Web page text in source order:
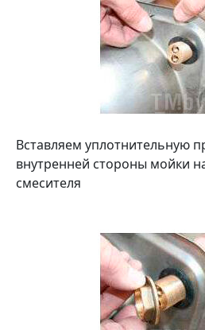
Вставляем уплотнительную
внутренней стороны мойки
смесителя